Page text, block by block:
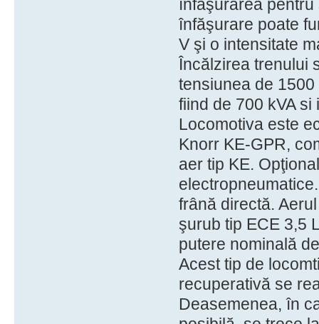
înfăşurarea pentru
înfăşurare poate
V şi o intensitate
Încălzirea trenului
tensiunea de
fiind de 700 kVA
Locomotiva este
Knorr KE-GPR,
aer tip KE.
frână directă.
şurub tip ECE 3,5
putere nominală
Acest tip de
recuperativă se
Deasemenea, în